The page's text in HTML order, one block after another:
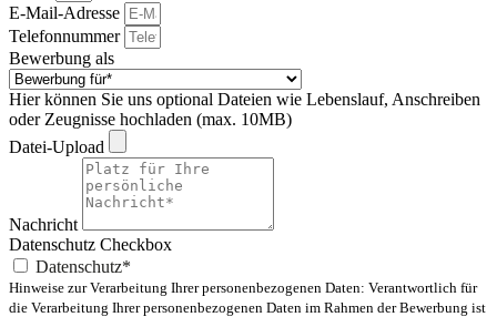
E-Mail-Adresse
Telefonnummer
Bewerbung als
Hier können Sie uns optional Dateien wie Lebenslauf, Anschreiben
oder Zeugnisse hochladen (max. 10MB)
Datei-Upload
Nachricht
Datenschutz Checkbox
Datenschutz*
Hinweise zur Verarbeitung Ihrer personenbezogenen Daten: Verantwortlich für
die Verarbeitung Ihrer personenbezogenen Daten im Rahmen der Bewerbung ist